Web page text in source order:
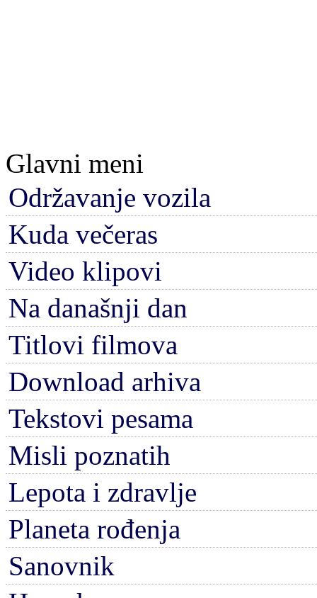
Glavni meni
Održavanje vozila
Kuda večeras
Video klipovi
Na današnji dan
Titlovi filmova
Download arhiva
Tekstovi pesama
Misli poznatih
Lepota i zdravlje
Planeta rođenja
Sanovnik